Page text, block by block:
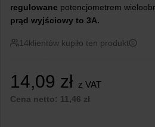
regulowane potencjometrem
prąd wyjściowy to 3A.
14klientów kupiło ten produkt
14,09 zł z VAT
Cena netto: 11,46 zł